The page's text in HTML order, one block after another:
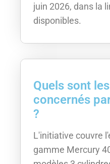
juin 2026, dans la
disponibles.
Quels sont
concernés
?
L'initiative couvre
gamme Mercury